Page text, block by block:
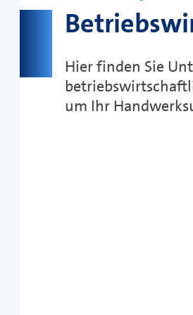
Hier finden Sie
um Ihr